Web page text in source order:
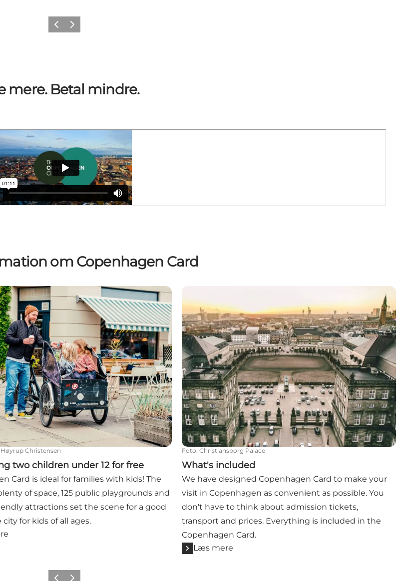
ForrigeNæste
mere. Betal mindre.
om Copenhagen Card
two children under 12 for free
Christensen
two children under 12 for free
Card is ideal for families with kids! The
of space, 125 public playgrounds and
attractions set the scene for a good
for kids of all ages.
Foto: Christiansborg Palace
What's included
We have designed Copenhagen Card to make your
visit in Copenhagen as convenient as possible. You
don't have to think about admission tickets,
transport and prices. Everything is included in the
Copenhagen Card.
Læs mere